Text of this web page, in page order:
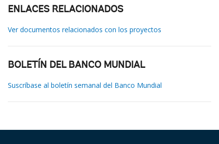
ENLACES RELACIONADOS
Ver documentos relacionados con los proyectos
BOLETÍN DEL BANCO MUNDIAL
Suscríbase al boletín semanal del Banco Mundial